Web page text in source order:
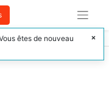
êtes de nouveau